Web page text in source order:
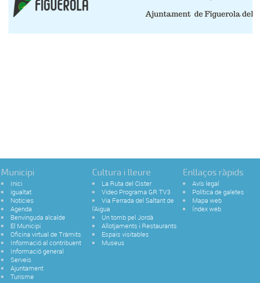
Municipi
Inici
igualtat
Notícies
Agenda
Benvinguda alcalde
El Municipi
Oficina virtual de Tràmits
Informació al contribuent
Informació general
Serveis
Ajuntament
Turisme
Cultura i lleure
La Ruta del Cister
Video Programa GR TV3
Via Ferrada del Saltant de
l'Aigua
Un tomb pel Jordà
Allotjaments i Restaurants
Espais visitables
Museus
Enllaços ràpids
Avís legal
Política de galetes
Mapa web
Índex web